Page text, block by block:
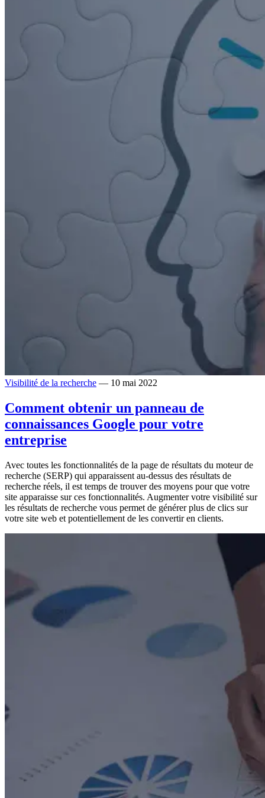
Visibilité de la recherche — 10 mai 2022
Comment obtenir un panneau de
connaissances Google pour votre
entreprise
Avec toutes les fonctionnalités de la page de résultats du moteur de
recherche (SERP) qui apparaissent au-dessus des résultats de
recherche réels, il est temps de trouver des moyens pour que votre
site apparaisse sur ces fonctionnalités. Augmenter votre visibilité sur
les résultats de recherche vous permet de générer plus de clics sur
votre site web et potentiellement de les convertir en clients.